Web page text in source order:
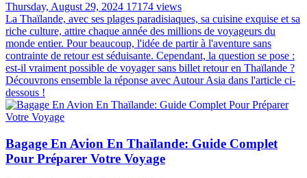
Thursday, August 29, 2024 17174 views
La Thaïlande, avec ses plages paradisiaques, sa cuisine exquise et sa
riche culture, attire chaque année des millions de voyageurs du
monde entier. Pour beaucoup, l'idée de partir à l'aventure sans
contrainte de retour est séduisante. Cependant, la question se pose :
est-il vraiment possible de voyager sans billet retour en Thaïlande ?
Découvrons ensemble la réponse avec Autour Asia dans l'article ci-
dessous !
Bagage En Avion En Thaïlande: Guide Complet
Pour Préparer Votre Voyage